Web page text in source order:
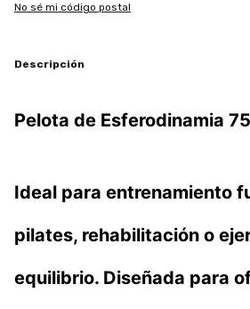
No sé mi código postal
Descripción
Pelota de Esferodinamia
Ideal para entrenamiento
pilates, rehabilitación o
equilibrio. Diseñada para